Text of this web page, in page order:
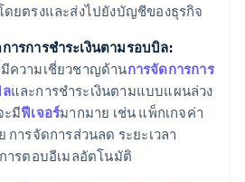
ดยตรงและส่งไปยังบัญชีของธุรกิจ
รการชำระเงินตามรอบบิล:
ความเชี่ยวชาญด้านการจัดการการ
และการชำระเงินตามแบบแผนล่วง
ะมีฟีเจอร์มากมาย เช่น แพ็กเกจค่า
ารจัดการส่วนลด ระยะเวลา
ารตอบอีเมลอัตโนมัติ